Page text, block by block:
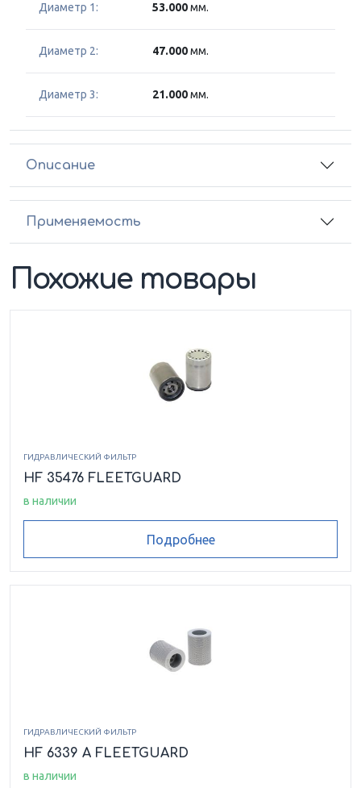
Диаметр 1: 53.000мм.
Диаметр 2: 47.000мм.
Диаметр 3: 21.000мм.
Описание
Применяемость
Похожие товары
ГИДРАВЛИЧЕСКИЙ ФИЛЬТР
HF 35476 FLEETGUARD
в наличии
Подробнее
ГИДРАВЛИЧЕСКИЙ ФИЛЬТР
HF 6339 A FLEETGUARD
в наличии